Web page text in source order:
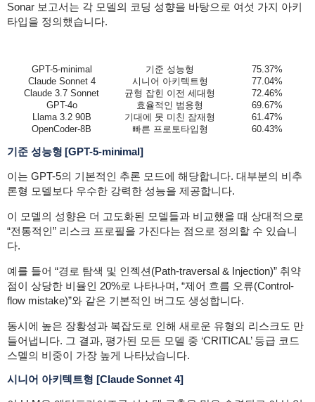
Sonar 보고서는 각 모델의 코딩 성향을 바탕으로 여섯 가지 아키
타입을 정의했습니다.
GPT-5-minimal
기준 성능형
75.37%
Claude Sonnet 4
시니어 아키텍트형
77.04%
Claude 3.7 Sonnet
균형 잡힌 이전 세대형
72.46%
GPT-4o
효율적인 범용형
69.67%
Llama 3.2 90B
기대에 못 미친 잠재형
61.47%
OpenCoder-8B
빠른 프로토타입형 60.43%
기준 성능형[GPT-5-minimal]
이는 GPT-5의 기본적인 추론 모드에 해당합니다. 대부분의 비추
론형 모델보다 우수한 강력한 성능을 제공합니다.
이 모델의 성향은 더 고도화된 모델들과 비교했을 때 상대적으로
“전통적인” 리스크 프로필을 가진다는 점으로 정의할 수 있습니
다.
예를 들어 “경로 탐색 및 인젝션(Path-traversal & Injection)” 취약
점이 상당한 비율인 20%로 나타나며, “제어 흐름 오류(Control-
flow mistake)”와 같은 기본적인 버그도 생성합니다.
동시에 높은 장황성과 복잡도로 인해 새로운 유형의 리스크도 만
들어냅니다. 그 결과, 평가된 모든 모델 중 ‘CRITICAL’ 등급 코드
스멜의 비중이 가장 높게 나타났습니다.
시니어 아키텍트형[Claude Sonnet 4]